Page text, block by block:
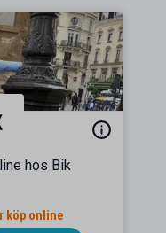
hos Bik
köp online